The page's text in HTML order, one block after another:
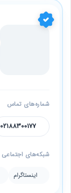
شماره‌های تماس
02188300177
شبکه‌های اجتماعی
اینستاگرام